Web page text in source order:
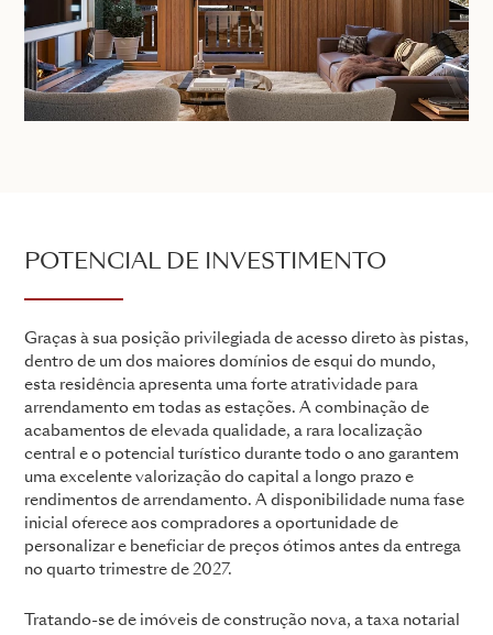
POTENCIAL DE INVESTIMENTO
Graças à sua posição privilegiada de acesso direto às pistas,
dentro de um dos maiores domínios de esqui do mundo,
esta residência apresenta uma forte atratividade para
arrendamento em todas as estações. A combinação de
acabamentos de elevada qualidade, a rara localização
central e o potencial turístico durante todo o ano garantem
uma excelente valorização do capital a longo prazo e
rendimentos de arrendamento. A disponibilidade numa fase
inicial oferece aos compradores a oportunidade de
personalizar e beneficiar de preços ótimos antes da entrega
no quarto trimestre de 2027.
Tratando-se de imóveis de construção nova, a taxa notarial